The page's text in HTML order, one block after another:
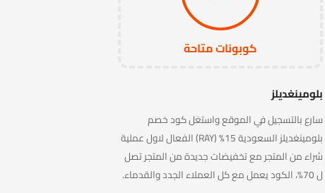
كوبونات متاحة
بلومينغديلز
سارع بالتسجيل في الموقع واستغل كود خصم
بلومينغديلز السعودية 15% (RAY) الفعال لاول عملية
شراء من المتجر مع تخفيضات جديدة من المتجر تصل
ل 70%، الكود يعمل مع كل العملاء الجدد والقدماء.